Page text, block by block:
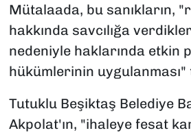
Mütalaada, bu sanıkların,
hakkında savcılığa
nedeniyle haklarında etkin
hükümlerinin uygulanması"
Tutuklu Beşiktaş Belediye
Akpolat'ın, "ihaleye fesat